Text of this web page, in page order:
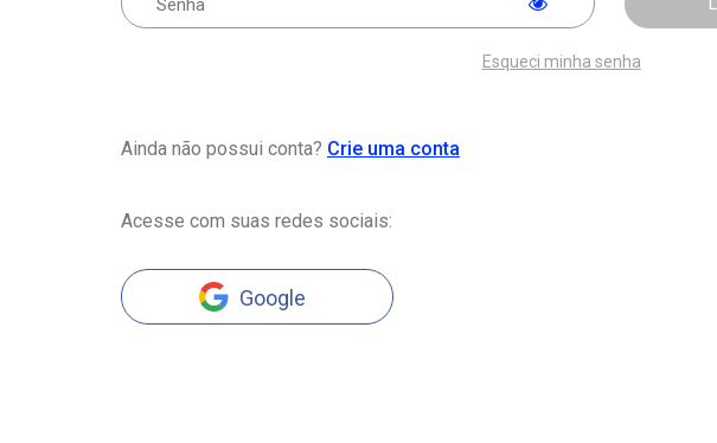
Esqueci minha senha
Ainda não possui conta? Crie uma conta
Acesse com suas redes sociais:
Google